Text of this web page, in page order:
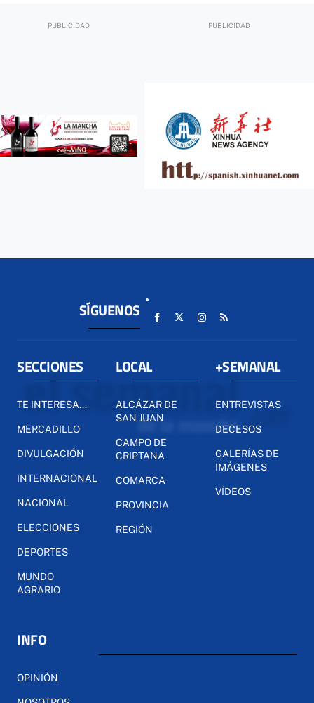
SÍGUENOS
SECCIONES
TE INTERESA...
MERCADILLO
DIVULGACIÓN
INTERNACIONAL
NACIONAL
ELECCIONES
DEPORTES
MUNDO
AGRARIO
LOCAL
ALCÁZAR DE
SAN JUAN
CAMPO DE
CRIPTANA
COMARCA
PROVINCIA
REGIÓN
+SEMANAL
ENTREVISTAS
DECESOS
GALERÍAS DE
IMÁGENES
VÍDEOS
INFO
OPINIÓN